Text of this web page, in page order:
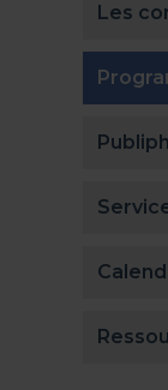
Les